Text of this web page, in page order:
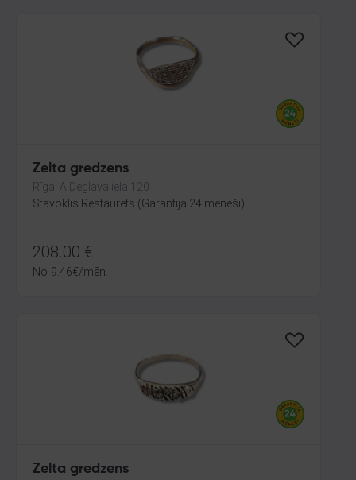
Zelta gredzens
Rīga, A.Deglava iela 120
Stāvoklis Restaurēts (Garantija 24 mēneši)
208.00 €
No 9.46€/mēn.
Zelta gredzens